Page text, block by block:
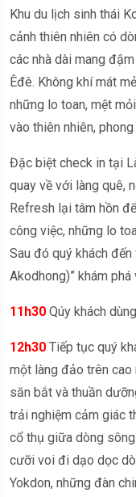
Khu du lịch sinh thái
cảnh thiên nhiên có
các nhà dài mang
Êđê. Không khí mát
những lo toan, mệt
vào thiên nhiên,
Đặc biệt check in tại
quay về với làng quê,
Refresh lại tâm hồn
công việc, những lo
Sau đó quý khách đến
Akodhong)” khám
11h30 Qúy khách
12h30 Tiếp tục quý
một làng đảo trên
săn bắt và thuần
trải nghiệm cảm giác
cổ thụ giữa dòng
cưỡi voi đi dạo dọc
Yokdon, những đàn